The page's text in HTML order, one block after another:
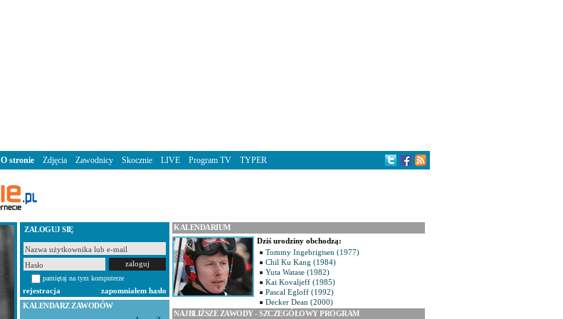
ZALOGUJ SIĘ
pamiętaj na tym komputerze
rejestracja
zapomniałem hasło
KALENDARZ ZAWODÓW
KALENDARIUM
Dziś urodziny obchodzą:
Tommy Ingebrigtsen (1977)
Chil Ku Kang (1984)
Yuta Watase (1982)
Kai Kovaljeff (1985)
Pascal Egloff (1992)
Decker Dean (2000)
NAJBLIŻSZE ZAWODY - SZCZEGÓŁOWY PROGRAM
O stronie Zdjęcia Zawodnicy Skocznie LIVE Program TV TYPER